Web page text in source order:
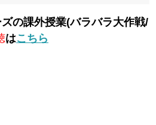
の課外授業(バラバラ大作戦/
はこちら